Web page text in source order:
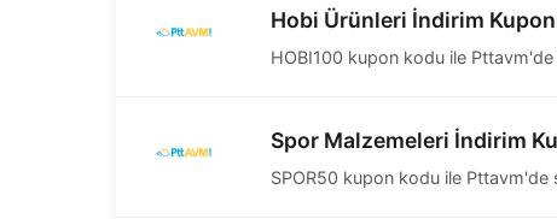
Hobi Ürünleri İndirim
HOBI100 kupon kodu ile
Spor Malzemeleri İndirim
SPOR50 kupon kodu ile Pttavm'de